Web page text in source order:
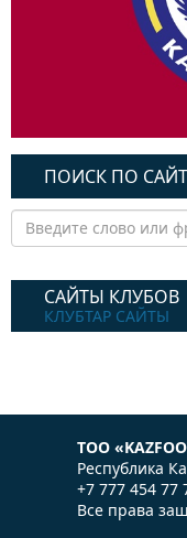
ПОИСК ПО
САЙТЫ КЛУБОВ
КЛУБТАР САЙТЫ
ТОО
Республика
+7 777 454 77
Все права